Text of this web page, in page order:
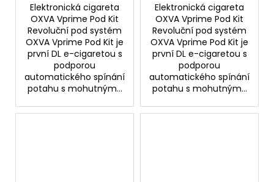
Elektronická cigareta
OXVA Vprime Pod Kit
Revoluční pod systém
OXVA Vprime Pod Kit je
první DL e-cigaretou s
podporou
automatického spínání
potahu s mohutným...
Elektronická cigareta
OXVA Vprime Pod Kit
Revoluční pod systém
OXVA Vprime Pod Kit je
první DL e-cigaretou s
podporou
automatického spínání
potahu s mohutným...